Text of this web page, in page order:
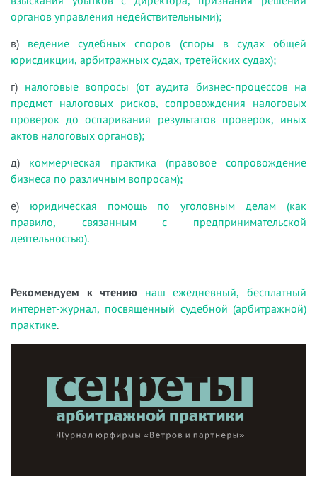
органов управления недействительными);
в) ведение судебных споров (споры в судах общей
юрисдикции, арбитражных судах, третейских судах);
г) налоговые вопросы (от аудита бизнес-процессов на
предмет налоговых рисков, сопровождения налоговых
проверок до оспаривания результатов проверок, иных
актов налоговых органов);
д) коммерческая практика (правовое сопровождение
бизнеса по различным вопросам);
е) юридическая помощь по уголовным делам (как
правило, связанным с предпринимательской
деятельностью).
Рекомендуем к чтению наш ежедневный, бесплатный
интернет-журнал, посвященный судебной (арбитражной)
практике.